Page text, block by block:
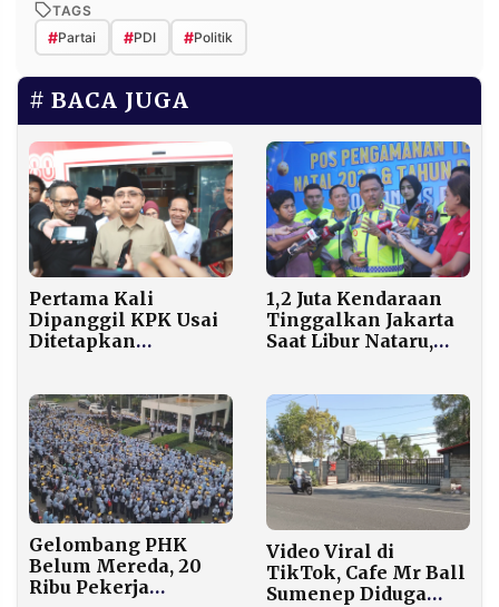
TAGS
#Partai #PDI #Politik
BACA JUGA
Pertama Kali
Dipanggil KPK Usai
Ditetapkan
1,2 Juta Kendaraan
Tinggalkan Jakarta
Saat Libur Nataru,
Gelombang PHK
Belum Mereda, 20
Ribu Pekerja
Video Viral di
TikTok, Cafe Mr Ball
Sumenep Diduga